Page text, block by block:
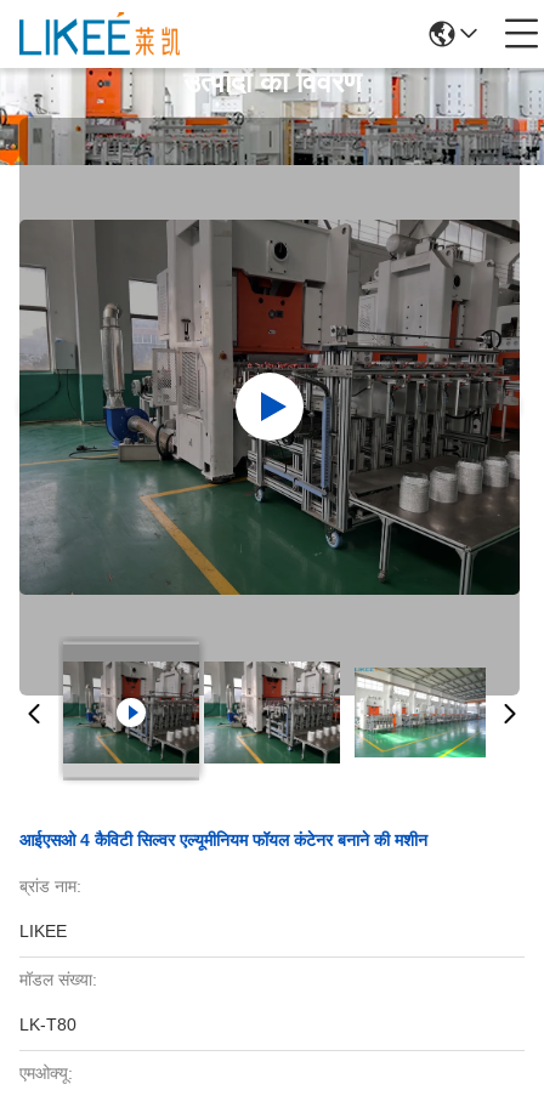
उत्पादों का विवरण
आईएसओ 4 कैविटी सिल्वर एल्यूमीनियम फॉयल कंटेनर बनाने की मशीन
ब्रांड नाम:
LIKEE
मॉडल संख्या:
LK-T80
एमओक्यू: